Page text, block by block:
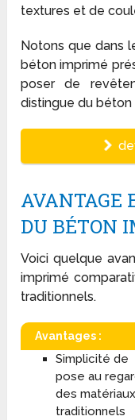
textures et de
Notons que dans
béton imprimé
poser de
distingue du
AVANTAGE
DU BÉTON
Voici quelque
imprimé
traditionnels.
Avantages :
Simplicité de
pose au
des matériaux
traditionnels